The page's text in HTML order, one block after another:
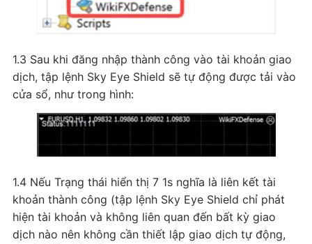
1.3 Sau khi đăng nhập thành công vào tài khoản giao
dịch, tập lệnh Sky Eye Shield sẽ tự động được tải vào
cửa sổ, như trong hình:
1.4 Nếu Trạng thái hiển thị 7 1s nghĩa là liên kết tài
khoản thành công (tập lệnh Sky Eye Shield chỉ phát
hiện tài khoản và không liên quan đến bất kỳ giao
dịch nào nên không cần thiết lập giao dịch tự động,